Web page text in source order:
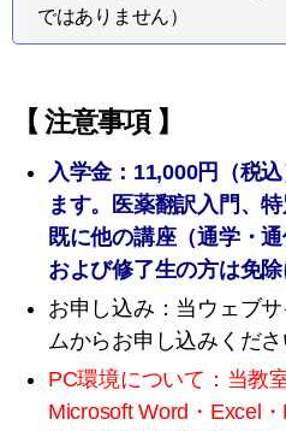
ではありません）
【 注意事項 】
入学金：11,000円（税
ます。医薬翻訳入門、
既に他の講座（通学・
および修了生の方は免除
お申し込み：当ウェブ
ムからお申し込みくださ
PC環境について：当教
Microsoft Word・Excel